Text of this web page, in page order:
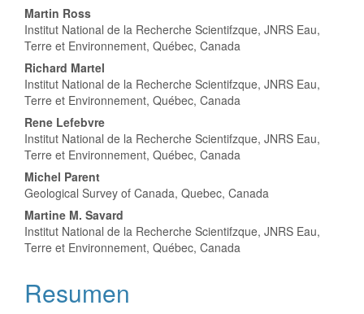
Contenido
principal
del
artículo
Martin Ross
Institut National de la Recherche Scientifzque, JNRS Eau,
Terre et Environnement, Québec, Canada
Richard Martel
Institut National de la Recherche Scientifzque, JNRS Eau,
Terre et Environnement, Québec, Canada
Rene Lefebvre
Institut National de la Recherche Scientifzque, JNRS Eau,
Terre et Environnement, Québec, Canada
Michel Parent
Geological Survey of Canada, Quebec, Canada
Martine M. Savard
Institut National de la Recherche Scientifzque, JNRS Eau,
Terre et Environnement, Québec, Canada
Resumen